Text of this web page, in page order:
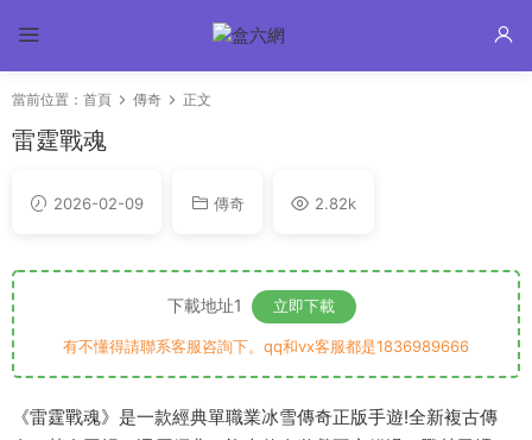
當前位置： 首頁 傳奇 正文
雷霆戰魂
2026-02-09 傳奇 2.82k
下載地址1 立即下載
有不懂得請聯系客服咨詢下。qq和vx客服都是1836989666
《雷霆戰魂》是一款經典單職業冰雪傳奇正版手遊!全新複古傳